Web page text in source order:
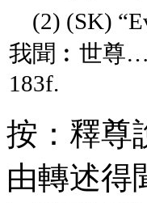
(2) (SK) “
我聞︰世尊
183f.
按：釋尊
由轉述得